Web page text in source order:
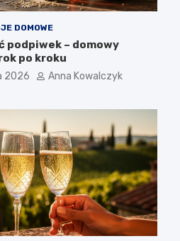
DOMOWE
podpiwek – domowy
po kroku
2026 Anna Kowalczyk